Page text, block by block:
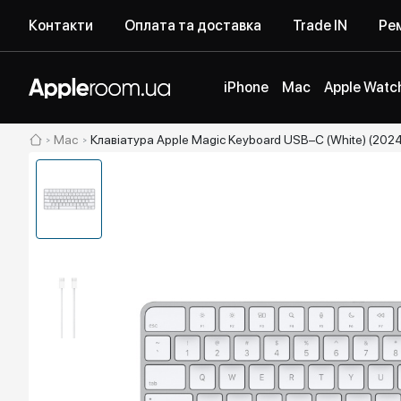
Контакти Оплата та доставка Trade IN
iPhone Mac Apple
Mac Клавіатура Apple Magic Keyboard USB–C (White)